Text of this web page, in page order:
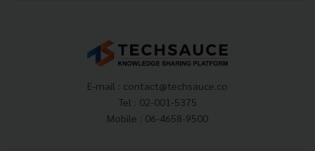
E-mail : contact@techsauce.co
Tel : 02-001-5375
Mobile : 06-4658-9500